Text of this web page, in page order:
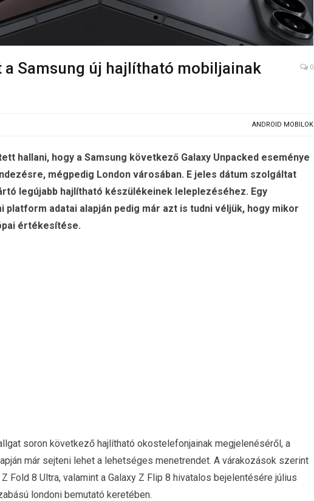
a Samsung új hajlítható mobiljainak
0
ANDROID MOBILOK
hallani, hogy a Samsung következő Galaxy Unpacked eseménye
mégpedig London városában. E jeles dátum szolgáltat
legújabb hajlítható készülékeinek leleplezéséhez. Egy
adatai alapján pedig már azt is tudni véljük, hogy mikor
értékesítése.
soron következő hajlítható okostelefonjainak megjelenéséről, a
már sejteni lehet a lehetséges menetrendet. A várakozások szerint
Z Fold 8 Ultra, valamint a Galaxy Z Flip 8 hivatalos bejelentésére július
londoni bemutató keretében.